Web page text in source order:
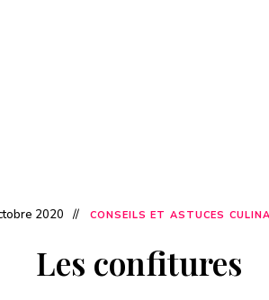
2020 CONSEILS ET ASTUCES
Les confitures